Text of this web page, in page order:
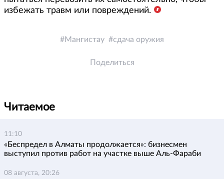
избежать травм или повреждений.
Мангистау сдача оружия
Поделиться
Читаемое
11:10
«Беспредел в Алматы продолжается»: бизнесмен
выступил против работ на участке выше Аль-Фараби
08 августа, 20:26